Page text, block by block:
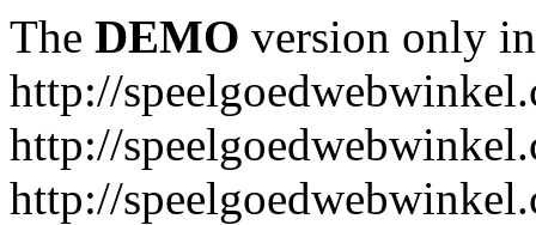
The DEMO version only
http://
http://
http://